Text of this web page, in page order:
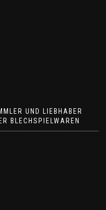
UND LIEBHABER
BLECHSPIELWAREN